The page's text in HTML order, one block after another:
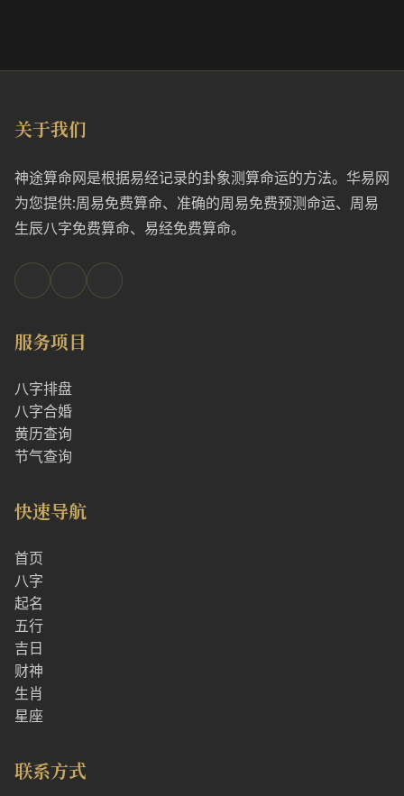
关于我们
神途算命网是根据易经记录的卦象测算命运的方法。华易网
为您提供:周易免费算命、准确的周易免费预测命运、周易
生辰八字免费算命、易经免费算命。
服务项目
八字排盘
八字合婚
黄历查询
节气查询
快速导航
首页
八字
起名
五行
吉日
财神
生肖
星座
联系方式